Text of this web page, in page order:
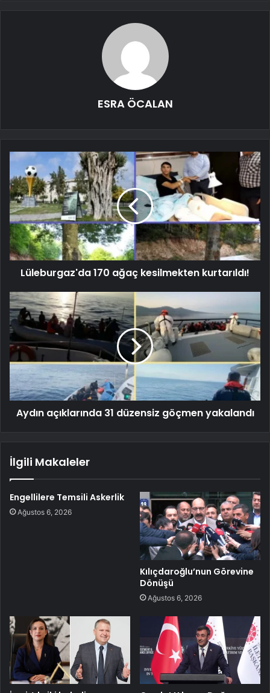
ESRA ÖCALAN
Lüleburgaz'da 170 ağaç kesilmekten kurtarıldı!
Aydın açıklarında 31 düzensiz göçmen yakalandı
İlgili Makaleler
Engellilere Temsili Askerlik
Ağustos 6, 2026
Kılıçdaroğlu’nun Görevine
Dönüşü
Ağustos 6, 2026